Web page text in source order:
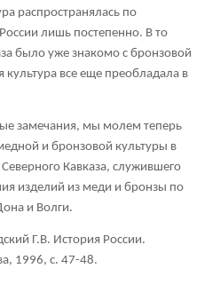
распространялась по
лишь постепенно. В то
было уже знакомо с бронзовой
культура все еще преобладала в
замечания, мы молем теперь
и бронзовой культуры в
Кавказа, служившего
изделий из меди и бронзы по
и Волги.
Г.В. История России.
1996, с. 47-48.